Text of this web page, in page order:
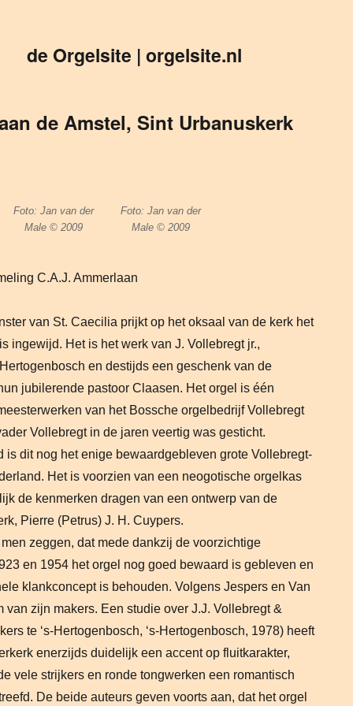
de Orgelsite | orgelsite.nl
de Amstel, Sint Urbanuskerk
Foto: Jan van der
Male © 2009
Foto: Jan van der
Male © 2009
C.A.J. Ammerlaan
van St. Caecilia prijkt op het oksaal van de kerk het
ingewijd. Het is het werk van J. Vollebregt jr.,
en destijds een geschenk van de
jubilerende pastoor Claasen. Het orgel is één
van het Bossche orgelbedrijf Vollebregt
Vollebregt in de jaren veertig was gesticht.
is dit nog het enige bewaardgebleven grote Vollebregt-
Het is voorzien van een neogotische orgelkas
de kenmerken dragen van een ontwerp van de
Pierre (Petrus) J. H. Cuypers.
zeggen, dat mede dankzij de voorzichtige
en 1954 het orgel nog goed bewaard is gebleven en
klankconcept is behouden. Volgens Jespers en Van
van zijn makers. Een studie over J.J. Vollebregt &
te ‘s-Hertogenbosch, ‘s-Hertogenbosch, 1978) heeft
enerzijds duidelijk een accent op fluitkarakter,
vele strijkers en ronde tongwerken een romantisch
De beide auteurs geven voorts aan, dat het orgel